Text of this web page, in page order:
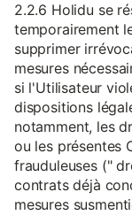
2.2.6 Holidu se
temporairement
supprimer
mesures
si l'Utilisateur
dispositions
notamment, les
ou les présentes
frauduleuses ("
contrats déjà
mesures